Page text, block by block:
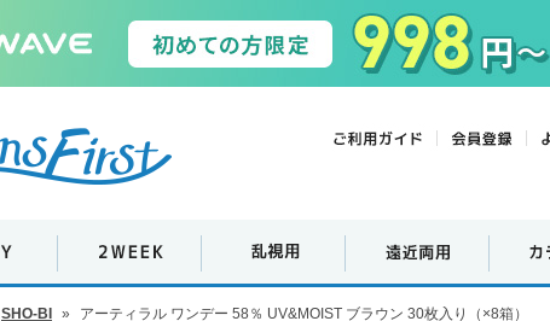
SHO-BI » アーティラル ワンデー 58％ UV&MOIST ブラウン 30枚入り（×8箱）